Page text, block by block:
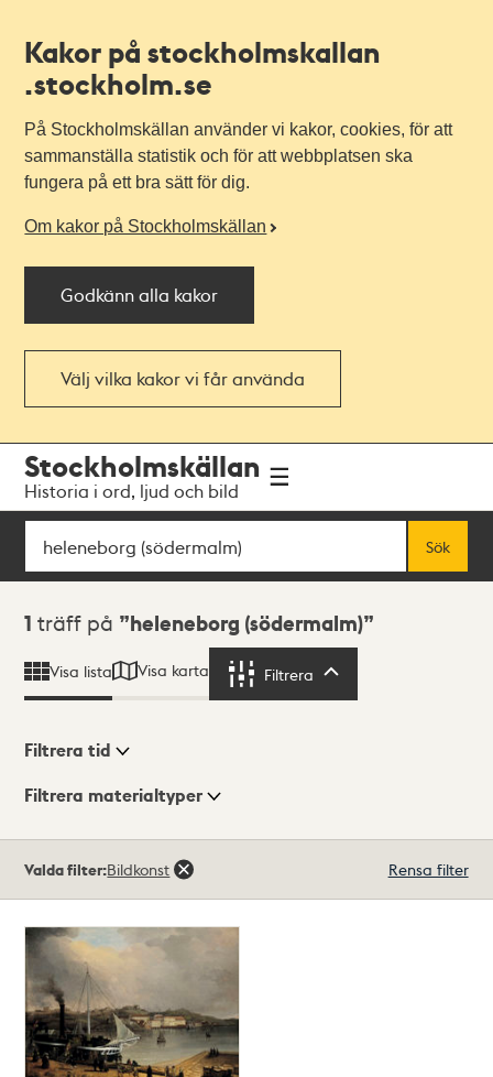
Kakor på stockholmskallan
.stockholm.se
På Stockholmskällan använder vi kakor, cookies, för att
sammanställa statistik och för att webbplatsen ska
fungera på ett bra sätt för dig.
Om kakor på Stockholmskällan
Godkänn alla kakor
Välj vilka kakor vi får använda
navigationen
huvudinnehållet
Stockholmskällan
Historia i ord, ljud och bild
Sök
Sök
Sökresultat
1 träff på heleneborg (södermalm)
Visa lista Visa karta Filtrera
Visningsläge
Filtrera tid
Filtrera materialtyper
träffar
Valda filter:Bildkonst Rensa filter